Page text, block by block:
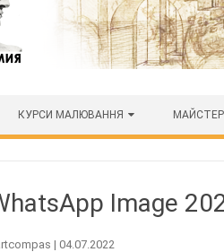
КУРСИ МАЛЮВАННЯ
Image
| 04.07.2022